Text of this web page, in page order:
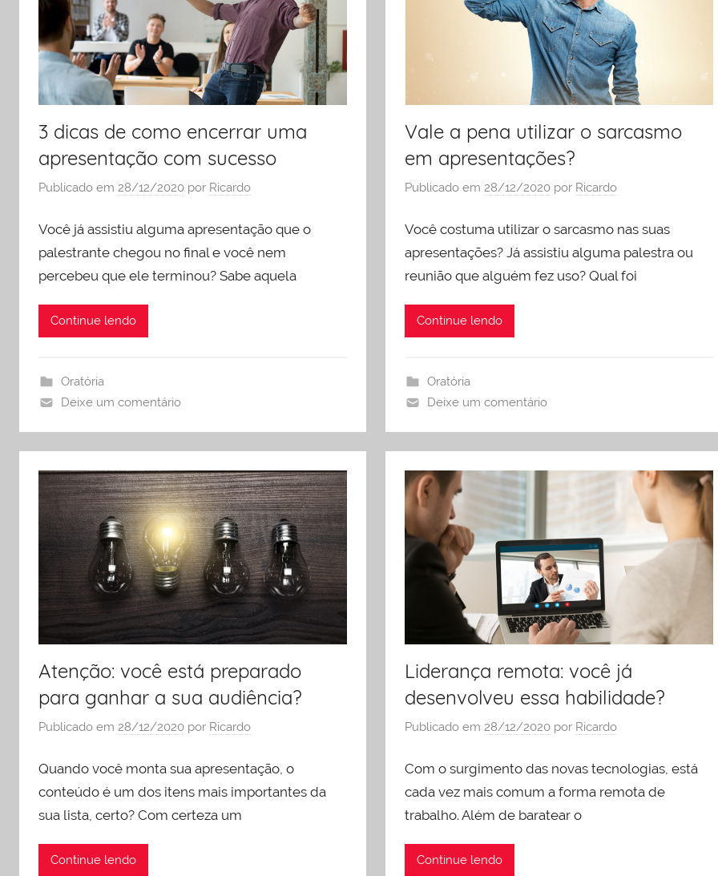
liderança
3 dicas de como encerrar uma
apresentação com sucesso
Publicado em 28/12/2020 por Ricardo
Você já assistiu alguma apresentação que o
palestrante chegou no final e você nem
percebeu que ele terminou? Sabe aquela
Continue lendo
Oratória
Deixe um comentário
Vale a pena utilizar o sarcasmo
em apresentações?
Publicado em28/12/2020 por Ricardo
Você costuma utilizar o sarcasmo nas suas
apresentações? Já assistiu alguma palestra ou
reunião que alguém fez uso? Qual foi
Continue lendo
Oratória
Deixe um comentário
Atenção: você está preparado
para ganhar a sua audiência?
Publicado em 28/12/2020 por Ricardo
Quando você monta sua apresentação, o
conteúdo é um dos itens mais importantes da
sua lista, certo? Com certeza um
Continue lendo
Liderança remota: você já
desenvolveu essa habilidade?
Publicado em28/12/2020 por Ricardo
Com o surgimento das novas tecnologias, está
cada vez mais comum a forma remota de
trabalho. Além de baratear o
Continue lendo